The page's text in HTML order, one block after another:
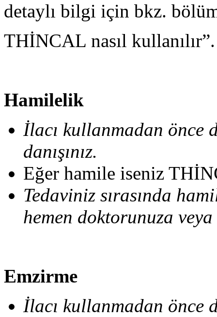
detaylı bilgi için bkz.
THİNCAL nasıl kullanılır”.
Hamilelik
İlacı kullanmadan önce
danışınız.
Eğer hamile iseniz
Tedaviniz sırasında
hemen doktorunuza veya
Emzirme
İlacı kullanmadan önce